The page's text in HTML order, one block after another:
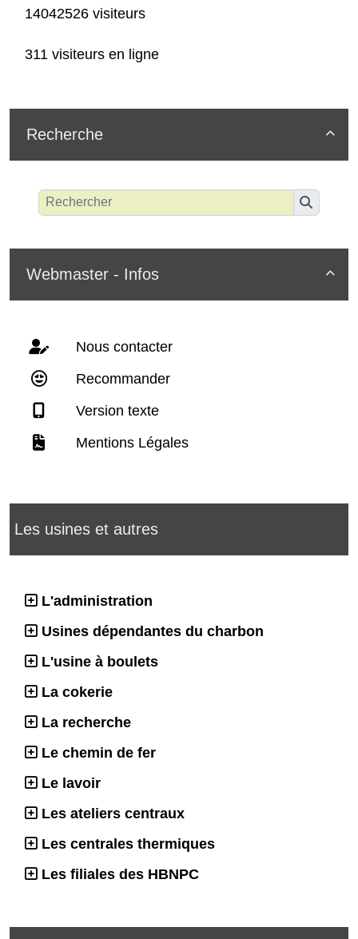
14042526 visiteurs
311 visiteurs en ligne

Recherche

Webmaster - Infos
Nous contacter
Recommander
Version texte
Mentions Légales
Les usines et autres
L'administration
Usines dépendantes du charbon
L'usine à boulets
La cokerie
La recherche
Le chemin de fer
Le lavoir
Les ateliers centraux
Les centrales thermiques
Les filiales des HBNPC